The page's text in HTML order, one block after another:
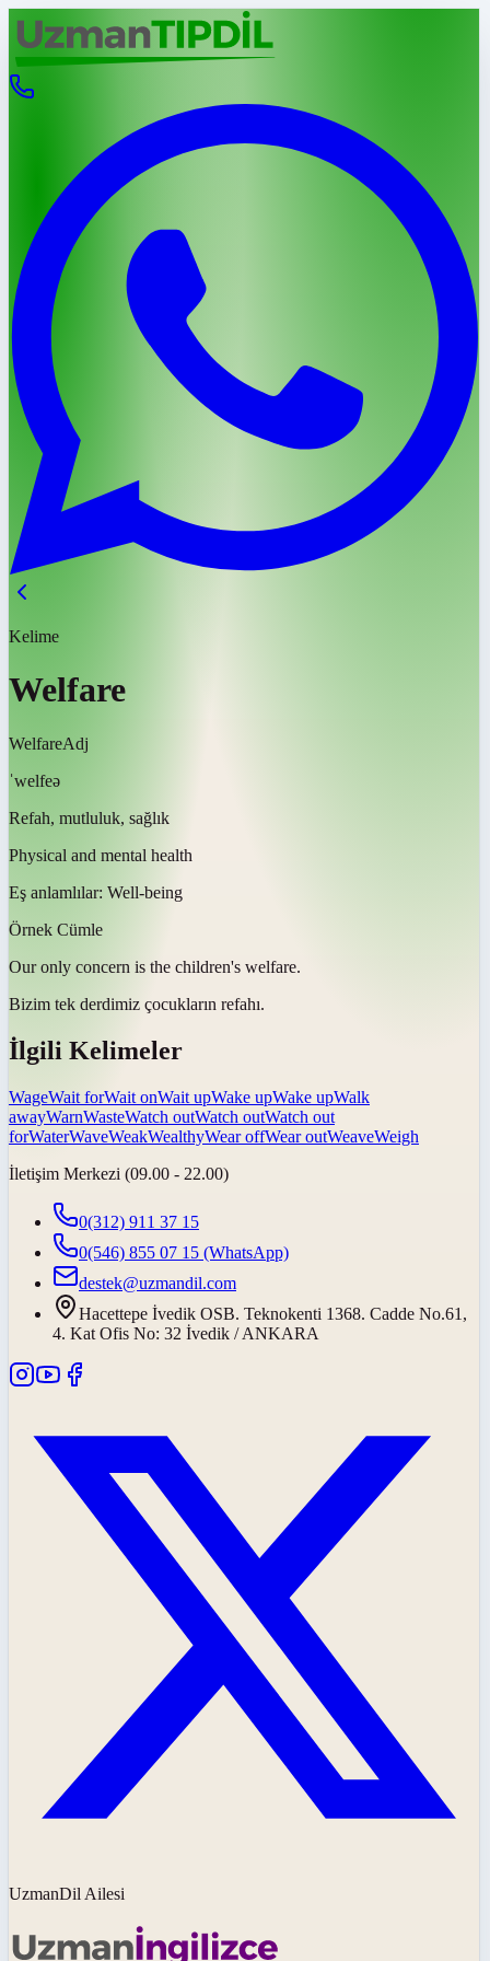
Kelime
Welfare
WelfareAdj
ˈwelfeə
Refah, mutluluk, sağlık
Physical and mental health
Eş anlamlılar: Well-being
Örnek Cümle
Our only concern is the children's welfare.
Bizim tek derdimiz çocukların refahı.
İlgili Kelimeler
WageWait forWait onWait upWake upWake upWalk
awayWarnWasteWatch outWatch outWatch out
forWaterWaveWeakWealthyWear offWear outWeaveWeigh
İletişim Merkezi (09.00 - 22.00)
0(312) 911 37 15
0(546) 855 07 15 (WhatsApp)
destek@uzmandil.com
Hacettepe İvedik OSB. Teknokenti 1368. Cadde No.61,
4. Kat Ofis No: 32 İvedik / ANKARA
UzmanDil Ailesi